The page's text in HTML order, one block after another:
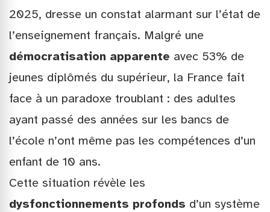
2025, dresse un constat alarmant sur l’état de
l’enseignement français. Malgré une
démocratisation apparente avec 53% de
jeunes diplômés du supérieur, la France fait
face à un paradoxe troublant : des adultes
ayant passé des années sur les bancs de
l’école n’ont même pas les compétences d’un
enfant de 10 ans.
Cette situation révèle les
dysfonctionnements profonds d’un système